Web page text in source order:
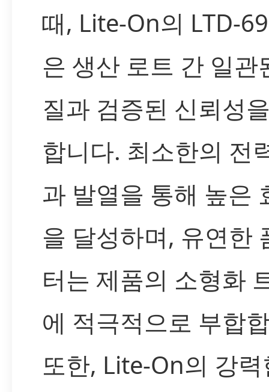
때, Lite-On의 LTD-
은 생산 로트 간 일관
질과 검증된 신뢰성
합니다. 최소한의 전
과 발열을 통해 높은
을 달성하며, 유연한
터는 제품의 소형화
에 적극적으로 부합
또한, Lite-On의 강